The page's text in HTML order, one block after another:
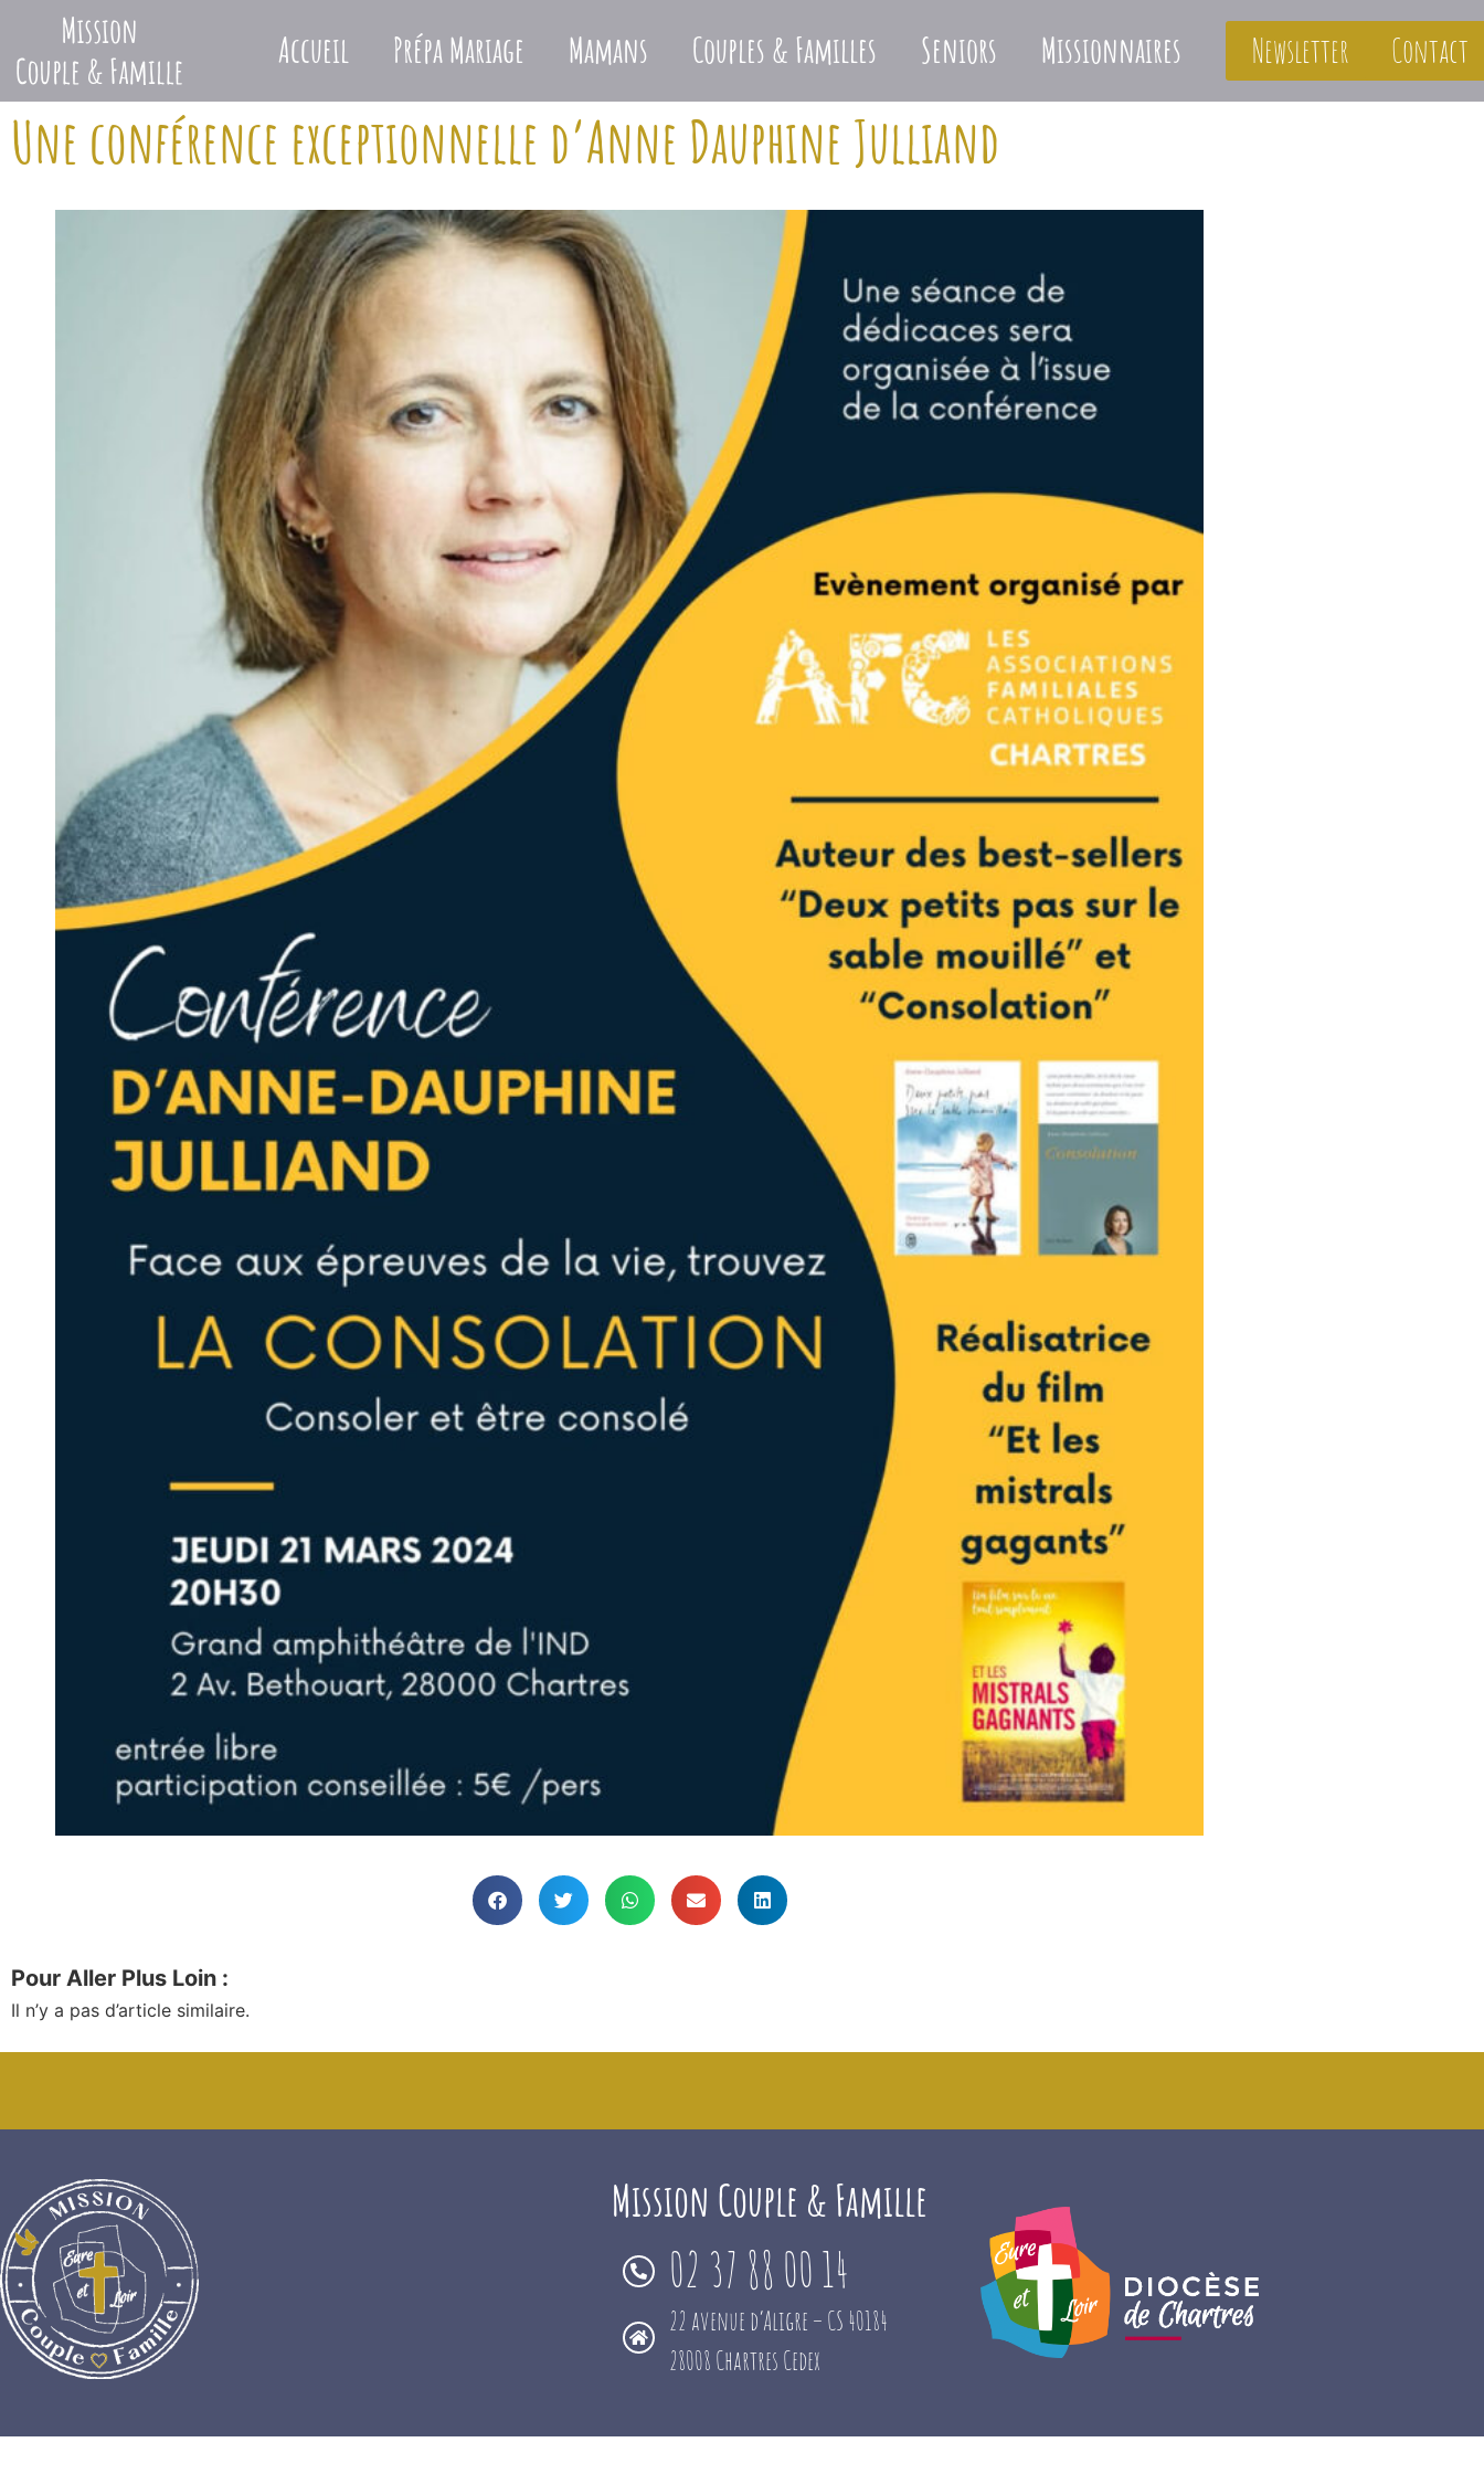
Accueil Prépa Mariage Mamans Couples & Familles Seniors Missionnaires Newsletter Contact
Une conférence exceptionnelle d’Anne Dauphine Julliand
Pour Aller Plus Loin :
Il n’y a pas d’article similaire.
Mission Couple & Famille
02 37 88 00 14
22 avenue d’Aligre – CS 40184
28008 Chartres Cedex